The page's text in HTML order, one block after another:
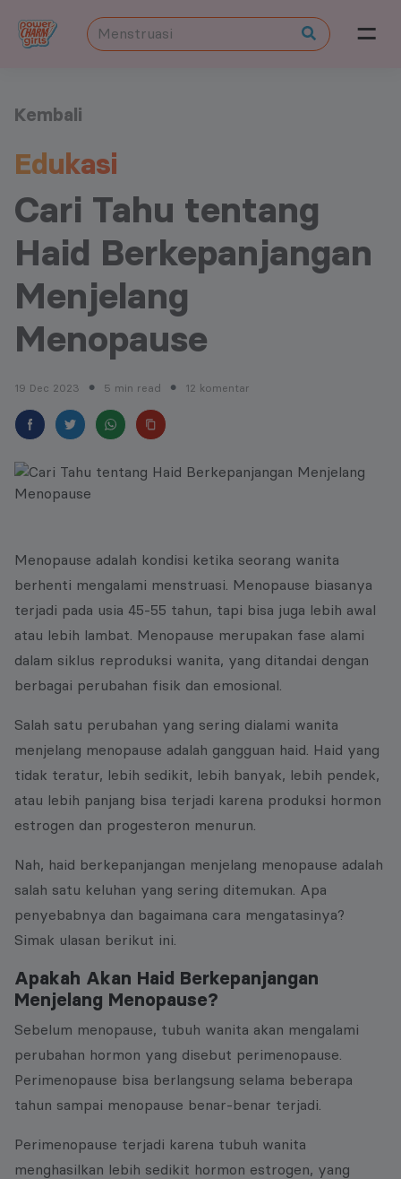
Kembali
Edukasi
Cari Tahu tentang
Haid Berkepanjangan
Menjelang
Menopause
19 Dec 2023 ● 5 min read ● 12 komentar
Menopause adalah kondisi ketika seorang wanita
berhenti mengalami menstruasi. Menopause biasanya
terjadi pada usia 45-55 tahun, tapi bisa juga lebih awal
atau lebih lambat. Menopause merupakan fase alami
dalam siklus reproduksi wanita, yang ditandai dengan
berbagai perubahan fisik dan emosional.
Salah satu perubahan yang sering dialami wanita
menjelang menopause adalah gangguan haid. Haid yang
tidak teratur, lebih sedikit, lebih banyak, lebih pendek,
atau lebih panjang bisa terjadi karena produksi hormon
estrogen dan progesteron menurun.
Nah, haid berkepanjangan menjelang menopause adalah
salah satu keluhan yang sering ditemukan. Apa
penyebabnya dan bagaimana cara mengatasinya?
Simak ulasan berikut ini.
Apakah Akan Haid Berkepanjangan
Menjelang Menopause?
Sebelum menopause, tubuh wanita akan mengalami
perubahan hormon yang disebut perimenopause.
Perimenopause bisa berlangsung selama beberapa
tahun sampai menopause benar-benar terjadi.
Perimenopause terjadi karena tubuh wanita
menghasilkan lebih sedikit hormon estrogen, yang